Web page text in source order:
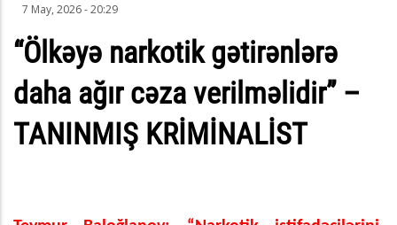
7 May, 2026 - 20:29
“Ölkəyə narkotik gətirənlərə
daha ağır cəza verilməlidir” –
TANINMIŞ KRİMİNALİST